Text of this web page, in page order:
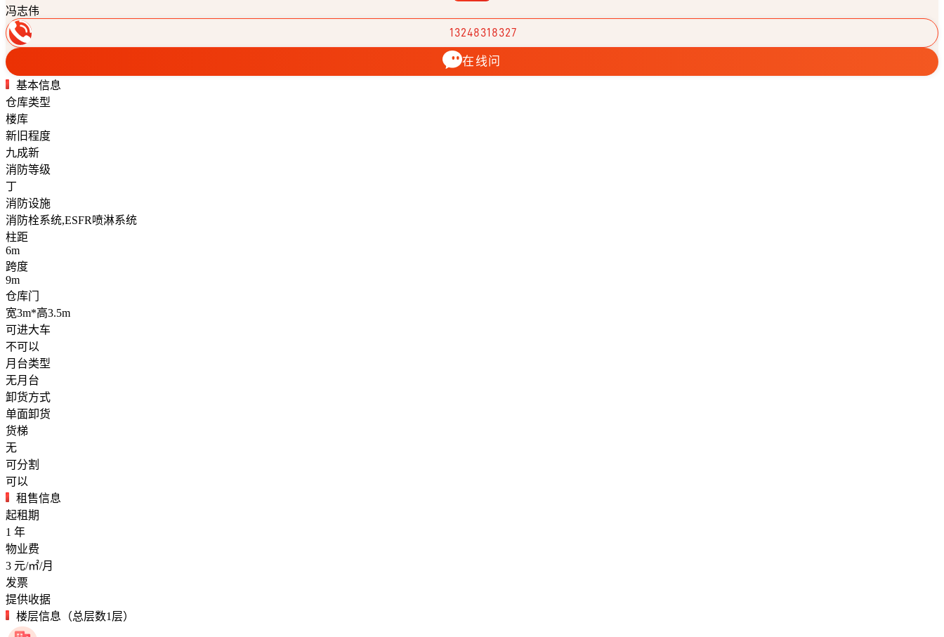
冯志伟
13248318327
在线问
基本信息
仓库类型
楼库
新旧程度
九成新
消防等级
丁
消防设施
消防栓系统,ESFR喷淋系统
柱距
6m
跨度
9m
仓库门
宽3m*高3.5m
可进大车
不可以
月台类型
无月台
卸货方式
单面卸货
货梯
无
可分割
可以
租售信息
起租期
1 年
物业费
3 元/㎡/月
发票
提供收据
楼层信息（总层数1层）